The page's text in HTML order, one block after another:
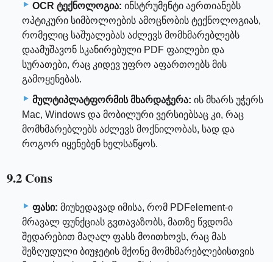
OCR ტექნოლოგია: ინსტრუმენტი აერთიანებს
ოპტიკური სიმბოლოების ამოცნობის ტექნოლოგიას,
რომელიც საშუალებას აძლევს მომხმარებლებს
დაამუშავონ სკანირებული PDF ფაილები და
სურათები, რაც კიდევ უფრო აფართოებს მის
გამოყენებას.
მულტიპლატფორმის მხარდაჭერა: ის მხარს უჭერს
Mac, Windows და მობილური ვერსიებსაც კი, რაც
მომხმარებლებს აძლევს მოქნილობას, სად და
როგორ იყენებენ ხელსაწყოს.
9.2 Cons
ფასი: მიუხედავად იმისა, რომ PDFelement-ი
მრავალ ფუნქციას გვთავაზობს, მათზე წვდომა
შედარებით მაღალ ფასს მოითხოვს, რაც მას
შეზღუდული ბიუჯეტის მქონე მომხმარებლებისთვის